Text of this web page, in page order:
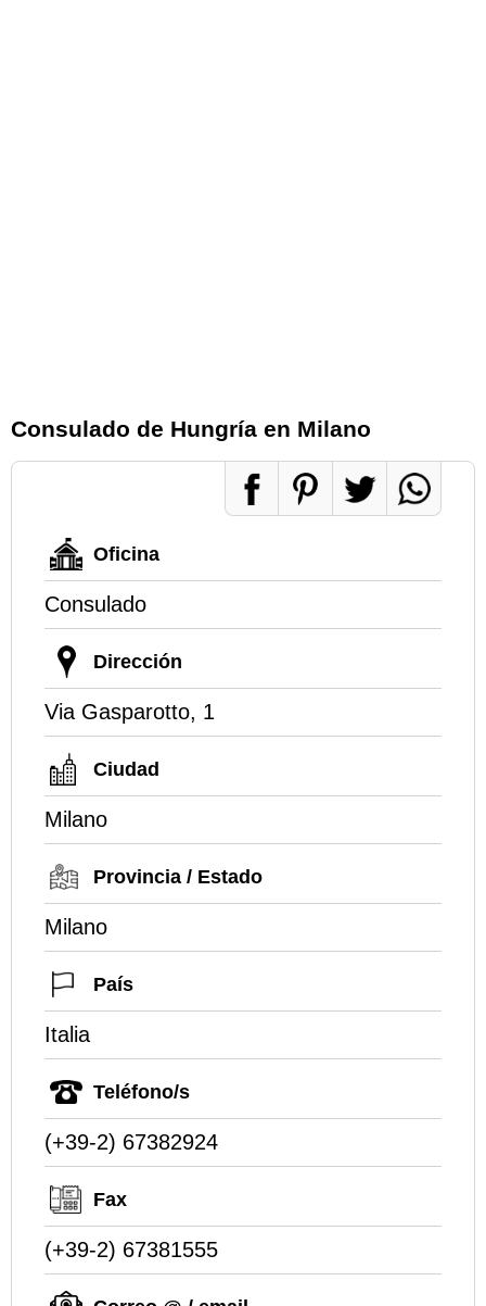
Consulado de Hungría en Milano
Oficina
Consulado
Dirección
Via Gasparotto, 1
Ciudad
Milano
Provincia / Estado
Milano
País
Italia
Teléfono/s
(+39-2) 67382924
Fax
(+39-2) 67381555